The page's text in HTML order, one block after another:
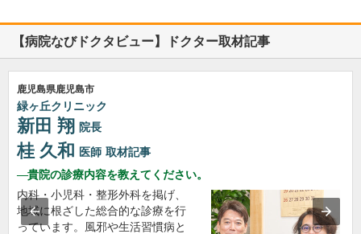
【病院なびドクタビュー】ドクター取材記事
鹿児島県鹿児島市
緑ヶ丘クリニック
新田 翔 院長
桂 久和 医師 取材記事
貴院の診療内容を教えてください。
内科・小児科・整形外科を掲げ、
地域に根ざした総合的な診療を行
っています。風邪や生活習慣病と